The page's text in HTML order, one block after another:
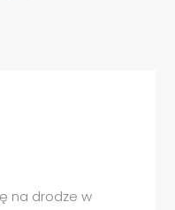
na drodze w